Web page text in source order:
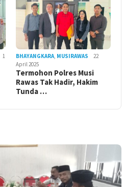
1
BHAYANGKARA, MUSIRAWAS
22
April 2025
Termohon Polres Musi
Rawas Tak Hadir, Hakim
Tunda …